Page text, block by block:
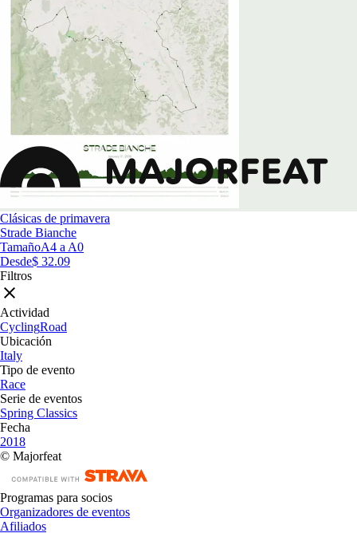
Clásicas de primavera
Strade Bianche
TamañoA4 a A0
Desde$ 32.09
Filtros
Actividad
CyclingRoad
Ubicación
Italy
Tipo de evento
Race
Serie de eventos
Spring Classics
Fecha
2018
© Majorfeat
Programas para socios
Organizadores de eventos
Afiliados